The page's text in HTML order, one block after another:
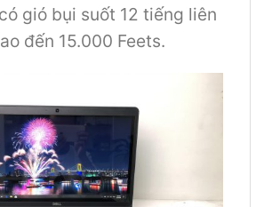
gió bụi suốt 12 tiếng liên
đến 15.000 Feets.